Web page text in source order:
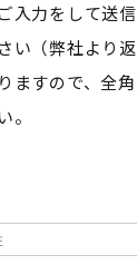
入力をして送
い（弊社より
ますので、全
。